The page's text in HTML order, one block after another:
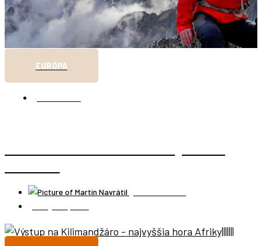
EURÓPA